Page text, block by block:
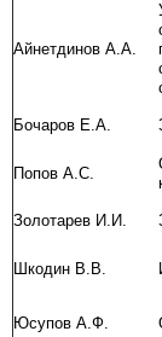
Айнетдинов А.А.
Бочаров Е.А.
Попов А.С.
Золотарев И.И.
Шкодин В.В.
Юсупов А.Ф.